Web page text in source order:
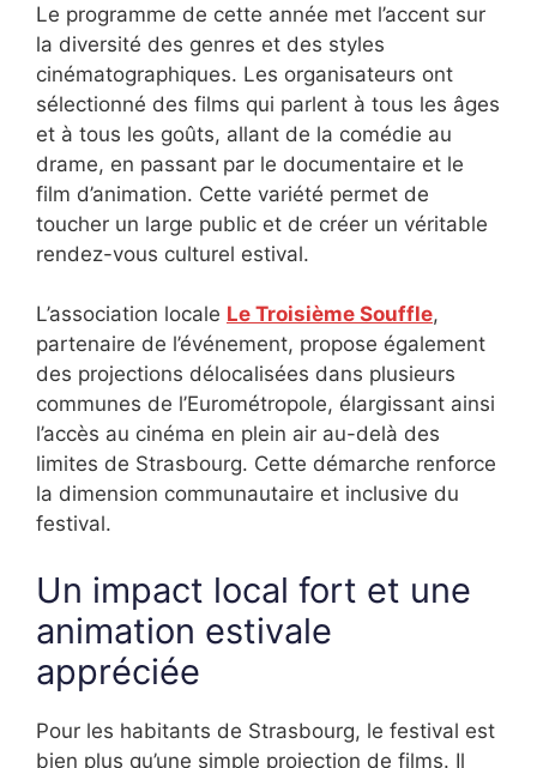
Le programme de cette année met l’accent sur
la diversité des genres et des styles
cinématographiques. Les organisateurs ont
sélectionné des films qui parlent à tous les âges
et à tous les goûts, allant de la comédie au
drame, en passant par le documentaire et le
film d’animation. Cette variété permet de
toucher un large public et de créer un véritable
rendez-vous culturel estival.
L’association locale Le Troisième Souffle,
partenaire de l’événement, propose également
des projections délocalisées dans plusieurs
communes de l’Eurométropole, élargissant ainsi
l’accès au cinéma en plein air au-delà des
limites de Strasbourg. Cette démarche renforce
la dimension communautaire et inclusive du
festival.
Un impact local fort et une
animation estivale
appréciée
Pour les habitants de Strasbourg, le festival est
bien plus qu’une simple projection de films. Il